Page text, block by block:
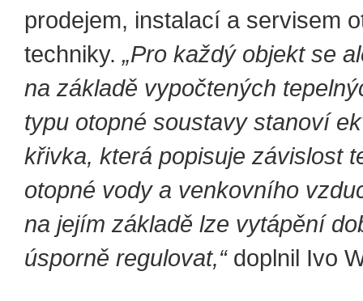
prodejem, instalací a servisem
techniky. „Pro každý objekt se
na základě vypočtených
typu otopné soustavy stanoví
křivka, která popisuje závislost
otopné vody a venkovního
na jejím základě lze vytápění
úsporně regulovat,“doplnil Ivo